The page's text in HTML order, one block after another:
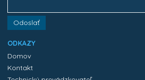
Odoslať
ODKAZY
Domov
Kontakt